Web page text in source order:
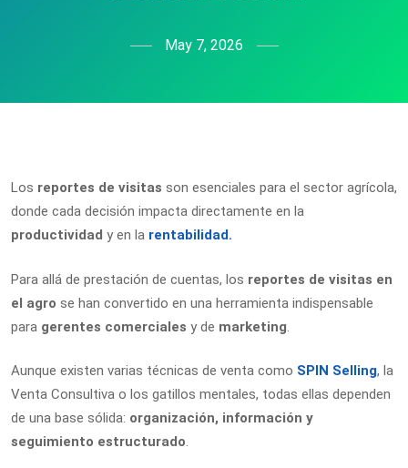
May 7, 2026
Los reportes de visitas son esenciales para el sector agrícola,
donde cada decisión impacta directamente en la
productividad y en la rentabilidad.
Para allá de prestación de cuentas, los reportes de visitas en
el agro se han convertido en una herramienta indispensable
para gerentes comerciales y de marketing
Aunque existen varias técnicas de venta como SPIN Selling, la
Venta Consultiva o los gatillos mentales, todas ellas dependen
de una base sólida: organización, información y
seguimiento estructurado.